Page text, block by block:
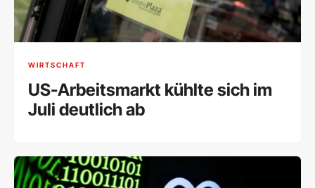
WIRTSCHAFT
US-Arbeitsmarkt kühlte sich im
Juli deutlich ab